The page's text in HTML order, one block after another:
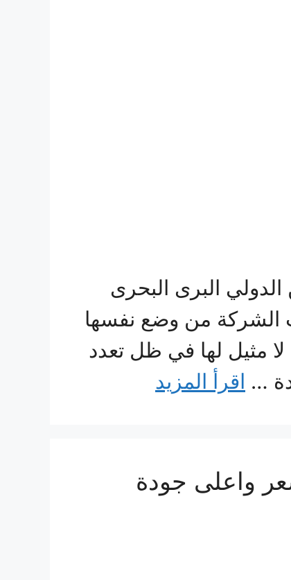
البرى البحرى
الشركة من وضع نفسها
مثيل لها في ظل تعدد
… اقرأ المزيد
0560533140 ارخص سعر واعلى جودة